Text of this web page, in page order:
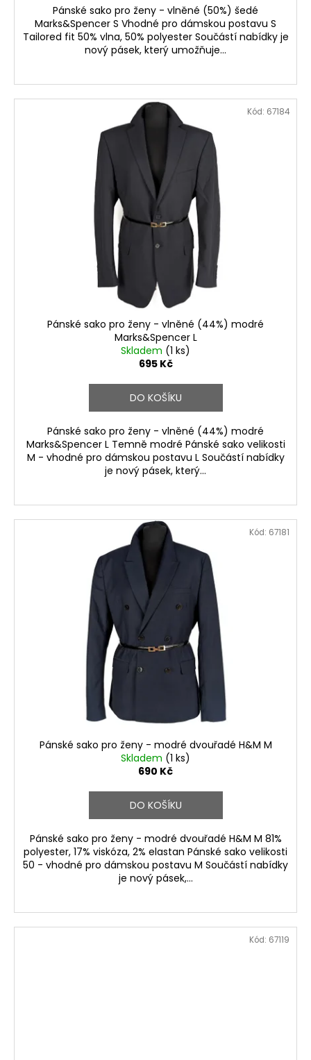
Pánské sako pro ženy - vlněné (50%) šedé
Marks&Spencer S Vhodné pro dámskou postavu S
Tailored fit 50% vlna, 50% polyester Součástí nabídky je
nový pásek, který umožňuje...
Pánské sako pro ženy - vlněné (44%) modré
Marks&Spencer L
Skladem (1 ks)
695 Kč
DO KOŠÍKU
Pánské sako pro ženy - vlněné (44%) modré
Marks&Spencer L Temně modré Pánské sako velikosti
M - vhodné pro dámskou postavu L Součástí nabídky
je nový pásek, který...
Kód: 67184
Pánské sako pro ženy - modré dvouřadé H&M M
Skladem (1 ks)
690 Kč
DO KOŠÍKU
Pánské sako pro ženy - modré dvouřadé H&M M 81%
polyester, 17% viskóza, 2% elastan Pánské sako velikosti
50 - vhodné pro dámskou postavu M Součástí nabídky
je nový pásek,...
Kód: 67181
Kód: 67119